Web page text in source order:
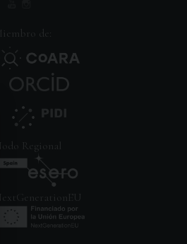
de:
Nodo Regional
NextGenerationEU